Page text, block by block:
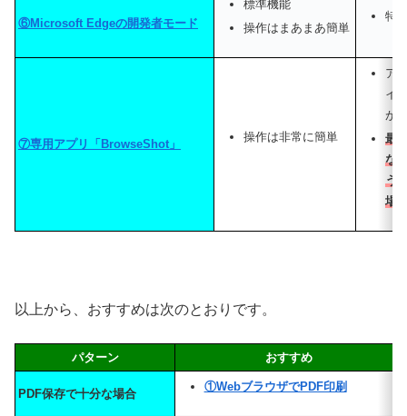
⑥Microsoft Edgeの開発者モード
標準機能
操作はまあまあ簡単
特
⑦専用アプリ「BrowseShot」 操作は非常に簡単
ア
イ
が
最
な
う
場
以上から、おすすめは次のとおりです。
パターン おすすめ
PDF保存で十分な場合 ①WebブラウザでPDF印刷